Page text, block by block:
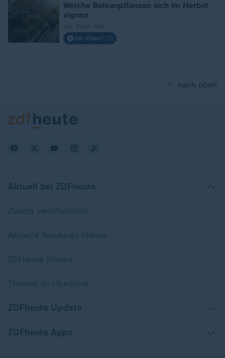
Welche Balkonpflanzen sich im Herbst
eignen
mit Video7:21
nach oben